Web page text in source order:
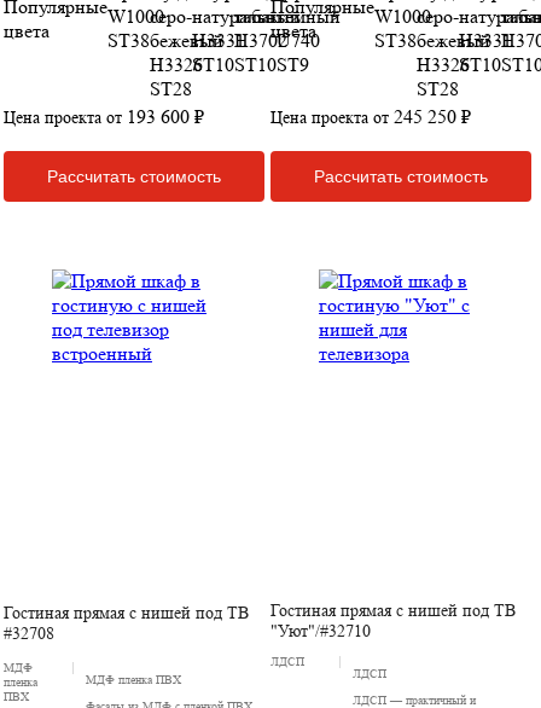
Популярные
цвета
Цена проекта от 193 600 ₽
Рассчитать стоимость
Популярные
цвета
Цена проекта от 245 250 ₽
Рассчитать стоимость
Гостиная прямая с нишей под ТВ
#32708
МДФ
пленка
ПВХ
МДФ пленка ПВХ
Фасады из МДФ с пленкой ПВХ
Гостиная прямая с нишей под ТВ
"Уют"/#32710
ЛДСП
ЛДСП
ЛДСП — практичный и